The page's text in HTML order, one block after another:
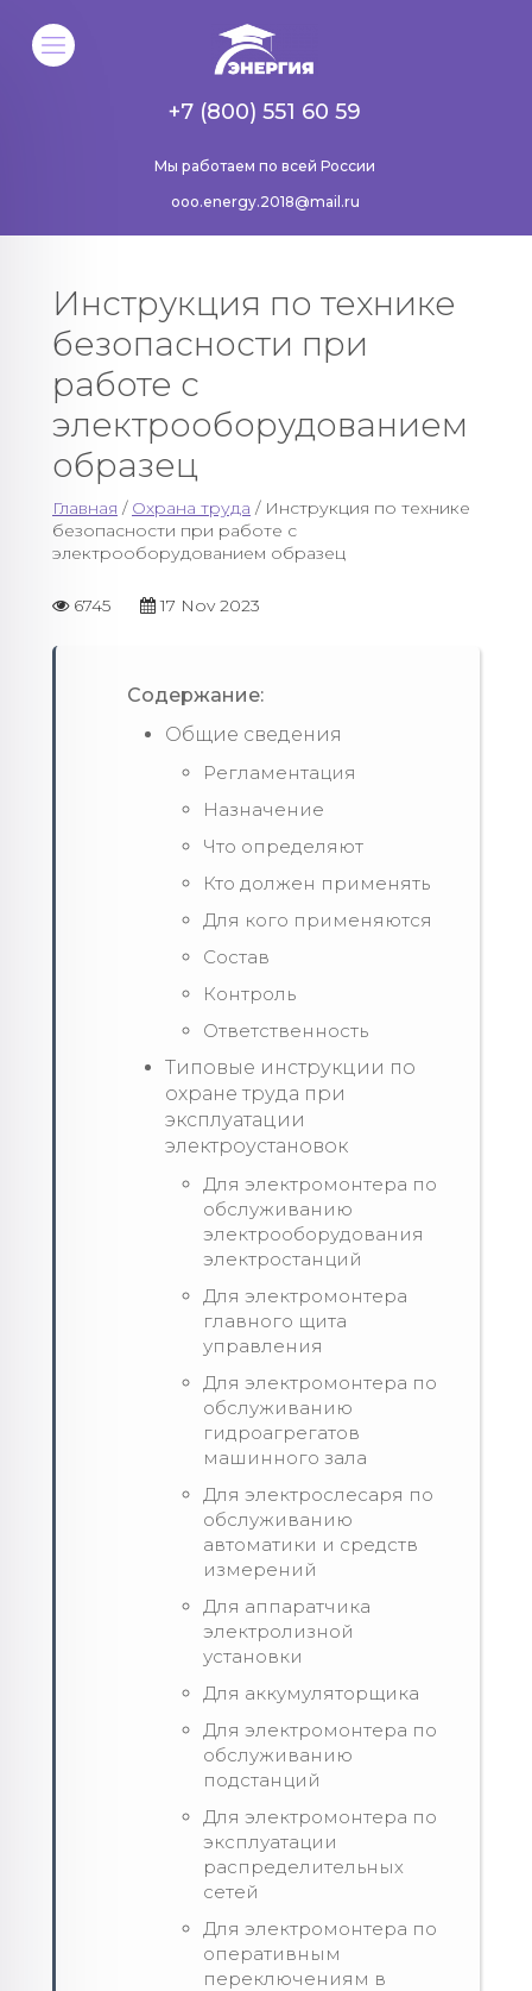
Мы работаем по всей России
+7 (800) 551 60 59
ooo.energy.2018@mail.ru
Инструкция по технике
безопасности при
работе с
электрооборудованием
образец
Главная / Охрана труда / Инструкция по технике
безопасности при работе с
электрооборудованием образец
6745 17 Nov 2023
Содержание:
Общие сведения
Регламентация
Назначение
Что определяют
Кто должен применять
Для кого применяются
Состав
Контроль
Ответственность
Типовые инструкции по
охране труда при
эксплуатации
электроустановок
Для электромонтера по
обслуживанию
электрооборудования
электростанций
Для электромонтера
главного щита
управления
Для электромонтера по
обслуживанию
гидроагрегатов
машинного зала
Для электрослесаря по
обслуживанию
автоматики и средств
измерений
Для аппаратчика
электролизной
установки
Для аккумуляторщика
Для электромонтера по
обслуживанию
подстанций
Для электромонтера по
эксплуатации
распределительных
сетей
Для электромонтера по
оперативным
переключениям в